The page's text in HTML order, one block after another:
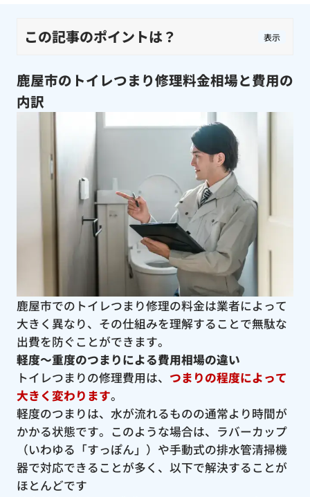
この記事のポイントは？ 表示
鹿屋市のトイレつまり修理料金相場と費用の
内訳
鹿屋市でのトイレつまり修理の料金は業者によって
大きく異なり、その仕組みを理解することで無駄な
出費を防ぐことができます。
軽度〜重度のつまりによる費用相場の違い
トイレつまりの修理費用は、 つまりの程度によって
大きく変わります。
軽度のつまりは、水が流れるものの通常より時間が
かかる状態です。このような場合は、ラバーカップ
（いわゆる「すっぽん」）や手動式の排水管清掃機
器で対応できることが多く、以下で解決することが
ほとんどです